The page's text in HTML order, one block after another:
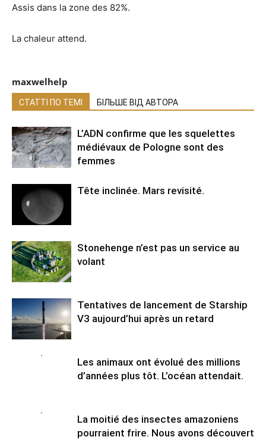
Assis dans la zone des 82%.
La chaleur attend.
maxwelhelp
СТАТТІ ПО ТЕМІ БІЛЬШЕ ВІД АВТОРА
L’ADN confirme que les squelettes
médiévaux de Pologne sont des
femmes
Tête inclinée. Mars revisité.
Stonehenge n’est pas un service au
volant
Tentatives de lancement de Starship
V3 aujourd’hui après un retard
Les animaux ont évolué des millions
d’années plus tôt. L’océan attendait.
La moitié des insectes amazoniens
pourraient frire. Nous avons découvert